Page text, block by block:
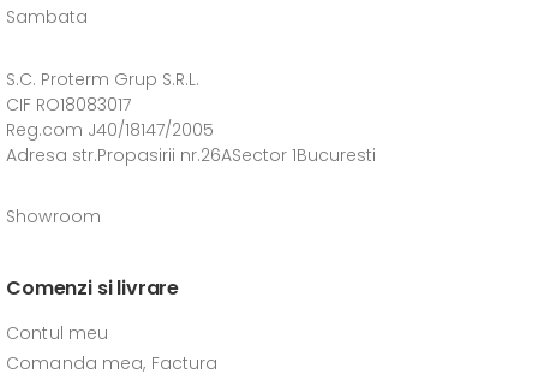
Sambata
S.C. Proterm Grup S.R.L.
CIF RO18083017
Reg.com J40/18147/2005
Adresa str.Propasirii nr.26ASector 1Bucuresti
Showroom
Comenzi si livrare
Contul meu
Comanda mea, Factura